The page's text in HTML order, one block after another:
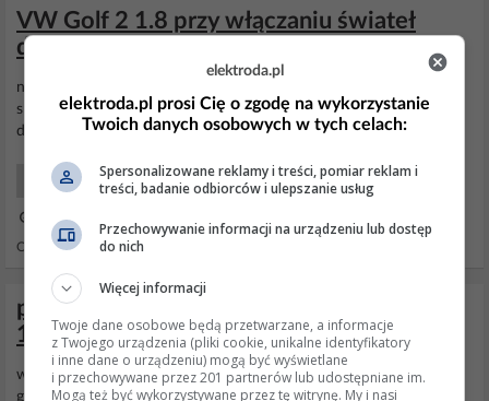
VW Golf 2 1.8 przy włączaniu świateł
drogowych spadaja obrot
no własnie jak włączam swiatła
slychac dzwiek przeskoku iskry a gdy wyłacze swiatładrogowe
dzwiek przeskoku iskry ustaje i nic po za praca silnika nie słychac
Samochody Początkujący
18 Sty 2011 16:27
Odpowiedzi: 23 Wyświetleń: 4370
problem z prędkościomierzem passat b5
1998 1.9tdi 110 km
witam mam juz rozwiązanie problemu- winowajca byl włącznik
głowny swiateł-ten okrągły. gdyż z czasem podczas jazdy swiatła
elektroda.pl
elektroda.pl prosi Cię o zgodę na wykorzystanie
Twoich danych osobowych w tych celach:
Spersonalizowane reklamy i treści, pomiar reklam i
treści, badanie odbiorców i ulepszanie usług
Przechowywanie informacji na urządzeniu lub dostęp
do nich
Więcej informacji
Twoje dane osobowe będą przetwarzane, a informacje
z Twojego urządzenia (pliki cookie, unikalne identyfikatory
i inne dane o urządzeniu) mogą być wyświetlane
i przechowywane przez 201 partnerów lub udostępniane im.
Mogą też być wykorzystywane przez tę witrynę. My i nasi